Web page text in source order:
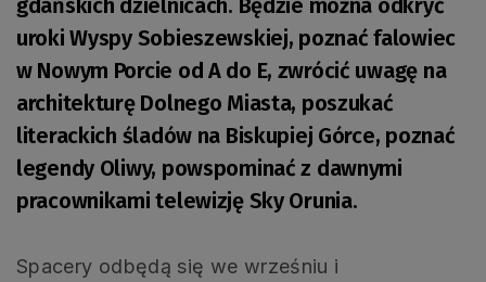
uroki Wyspy Sobieszewskiej, poznać falowiec
w Nowym Porcie od A do E, zwrócić uwagę na
architekturę Dolnego Miasta, poszukać
literackich śladów na Biskupiej Górce, poznać
legendy Oliwy, powspominać z dawnymi
pracownikami telewizję Sky Orunia.
Spacery odbędą się we wrześniu i